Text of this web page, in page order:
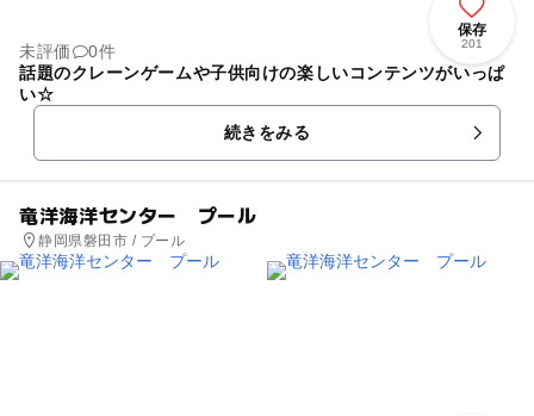
保存
201
未評価
0件
話題のクレーンゲームや子供向けの楽しいコンテンツがいっぱ
い☆
続きをみる
竜洋海洋センター プール
静岡県磐田市 / プール